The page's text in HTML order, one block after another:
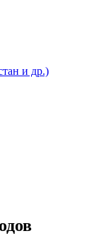
и др.)